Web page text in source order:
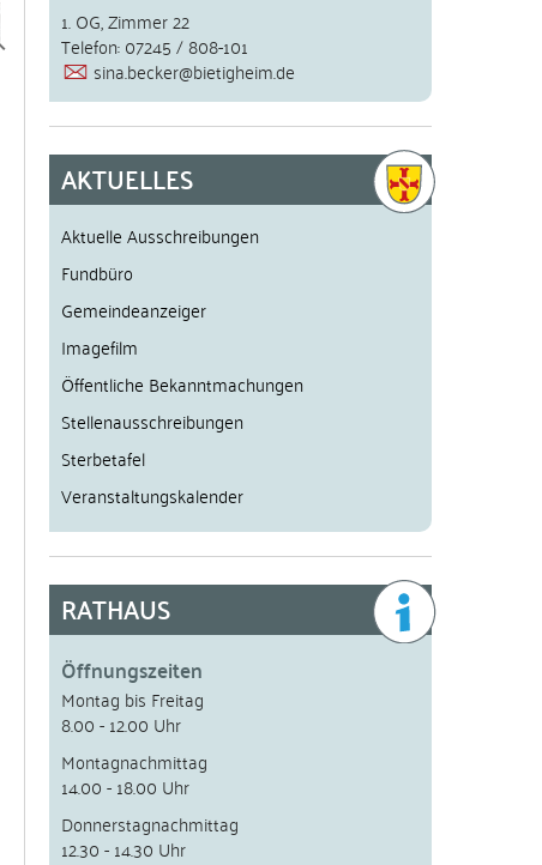
1. OG, Zimmer 22
Telefon: 07245 / 808-101
sina.becker@bietigheim.de
AKTUELLES
Aktuelle Ausschreibungen
Fundbüro
Gemeindeanzeiger
Imagefilm
Öffentliche Bekanntmachungen
Stellenausschreibungen
Sterbetafel
Veranstaltungskalender
RATHAUS
Öffnungszeiten
Montag bis Freitag
8.00 - 12.00 Uhr
Montagnachmittag
14.00 - 18.00 Uhr
Donnerstagnachmittag
12.30 - 14.30 Uhr